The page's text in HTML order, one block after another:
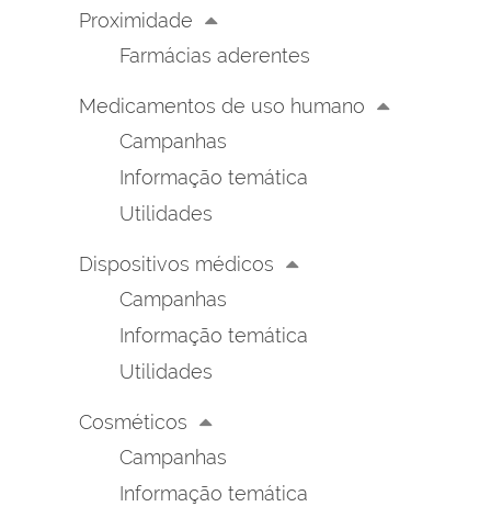
Proximidade
Farmácias aderentes
Medicamentos de uso humano
Campanhas
Informação temática
Utilidades
Dispositivos médicos
Campanhas
Informação temática
Utilidades
Cosméticos
Campanhas
Informação temática